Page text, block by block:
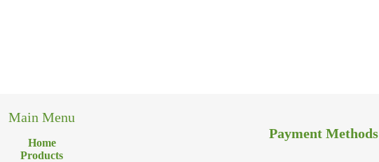
Main Menu
Home
Products
Payment Methods